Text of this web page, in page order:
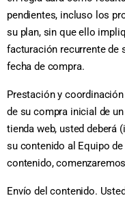
pendientes, incluso los
su plan, sin que ello
facturación recurrente de
fecha de compra.
Prestación y
de su compra inicial de
tienda web, usted deberá
su contenido al Equipo
contenido,
Envío del contenido.